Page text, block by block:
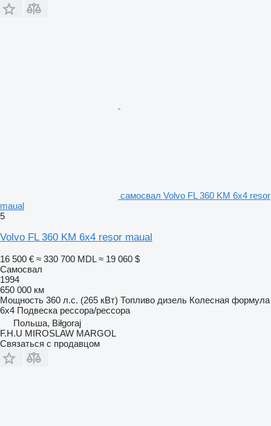
самосвал Volvo FL 360 KM 6x4 resor
maual
5
Volvo FL 360 KM 6x4 resor maual
16 500 € ≈ 330 700 MDL ≈ 19 060 $
Самосвал
1994
650 000 км
Мощность 360 л.с. (265 кВт) Топливо дизель Колесная формула
6x4 Подвеска рессора/рессора
Польша, Biłgoraj
F.H.U MIROSLAW MARGOL
Связаться с продавцом